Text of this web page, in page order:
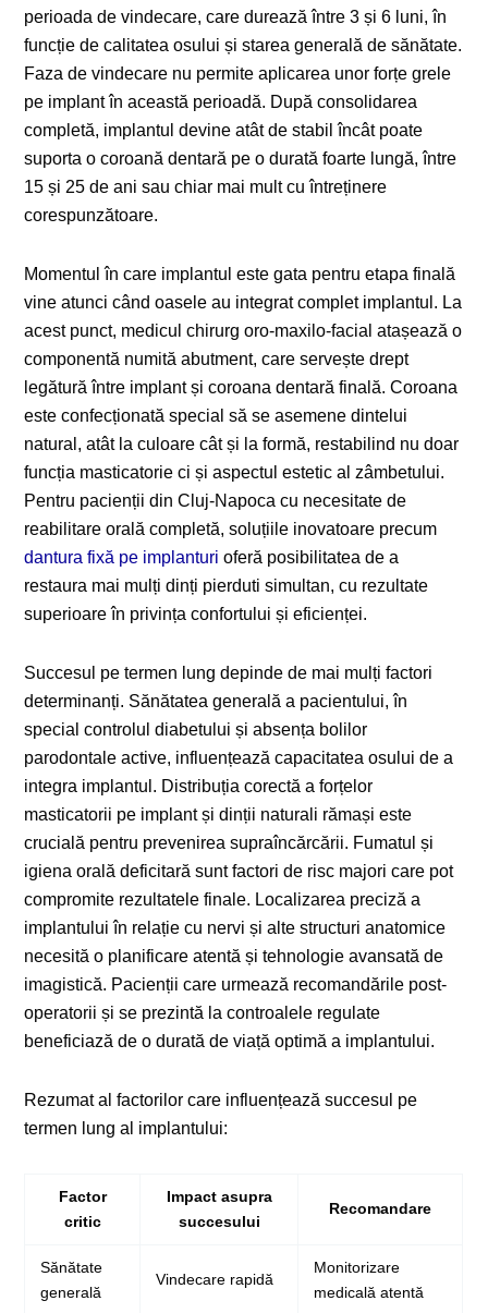
perioada de vindecare, care durează între 3 și 6 luni, în
funcție de calitatea osului și starea generală de sănătate.
Faza de vindecare nu permite aplicarea unor forțe grele
pe implant în această perioadă. După consolidarea
completă, implantul devine atât de stabil încât poate
suporta o coroană dentară pe o durată foarte lungă, între
15 și 25 de ani sau chiar mai mult cu întreținere
corespunzătoare.
Momentul în care implantul este gata pentru etapa finală
vine atunci când oasele au integrat complet implantul. La
acest punct, medicul chirurg oro-maxilo-facial atașează o
componentă numită abutment, care servește drept
legătură între implant și coroana dentară finală. Coroana
este confecționată special să se asemene dintelui
natural, atât la culoare cât și la formă, restabilind nu doar
funcția masticatorie ci și aspectul estetic al zâmbetului.
Pentru pacienții din Cluj-Napoca cu necesitate de
reabilitare orală completă, soluțiile inovatoare precum
dantura fixă pe implanturi oferă posibilitatea de a
restaura mai mulți dinți pierduti simultan, cu rezultate
superioare în privința confortului și eficienței.
Succesul pe termen lung depinde de mai mulți factori
determinanți. Sănătatea generală a pacientului, în
special controlul diabetului și absența bolilor
parodontale active, influențează capacitatea osului de a
integra implantul. Distribuția corectă a forțelor
masticatorii pe implant și dinții naturali rămași este
crucială pentru prevenirea supraîncărcării. Fumatul și
igiena orală deficitară sunt factori de risc majori care pot
compromite rezultatele finale. Localizarea preciză a
implantului în relație cu nervi și alte structuri anatomice
necesită o planificare atentă și tehnologie avansată de
imagistică. Pacienții care urmează recomandările post-
operatorii și se prezintă la controalele regulate
beneficiază de o durată de viață optimă a implantului.
Rezumat al factorilor care influențează succesul pe
termen lung al implantului:
Factor
critic
Impact asupra
succesului
Recomandare
Sănătate
generală
Vindecare rapidă
Monitorizare
medicală atentă